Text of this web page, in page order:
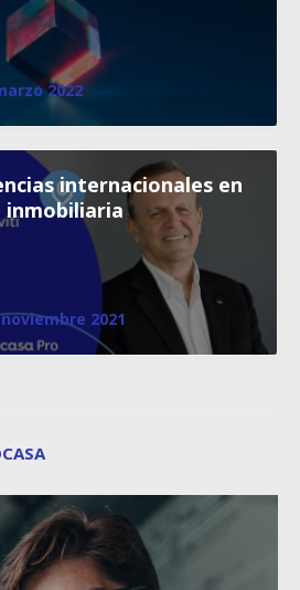
2022
internacionales en
2021